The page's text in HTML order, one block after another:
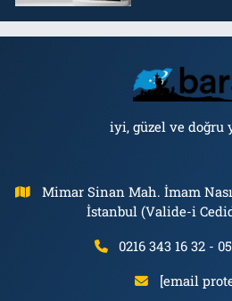
iyi, güzel ve doğru
Mimar Sinan Mah. İmam
İstanbul (Valide-i
0216 343 16 32 -
[email